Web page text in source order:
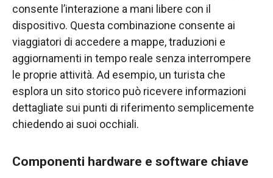
consente l’interazione a mani libere con il
dispositivo. Questa combinazione consente ai
viaggiatori di accedere a mappe, traduzioni e
aggiornamenti in tempo reale senza interrompere
le proprie attività. Ad esempio, un turista che
esplora un sito storico può ricevere informazioni
dettagliate sui punti di riferimento semplicemente
chiedendo ai suoi occhiali.
Componenti hardware e software chiave